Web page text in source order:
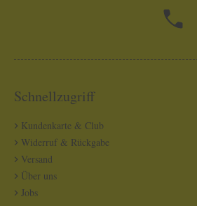
Schnellzugriff
Kundenkarte & Club
Widerruf & Rückgabe
Versand
Über uns
Jobs